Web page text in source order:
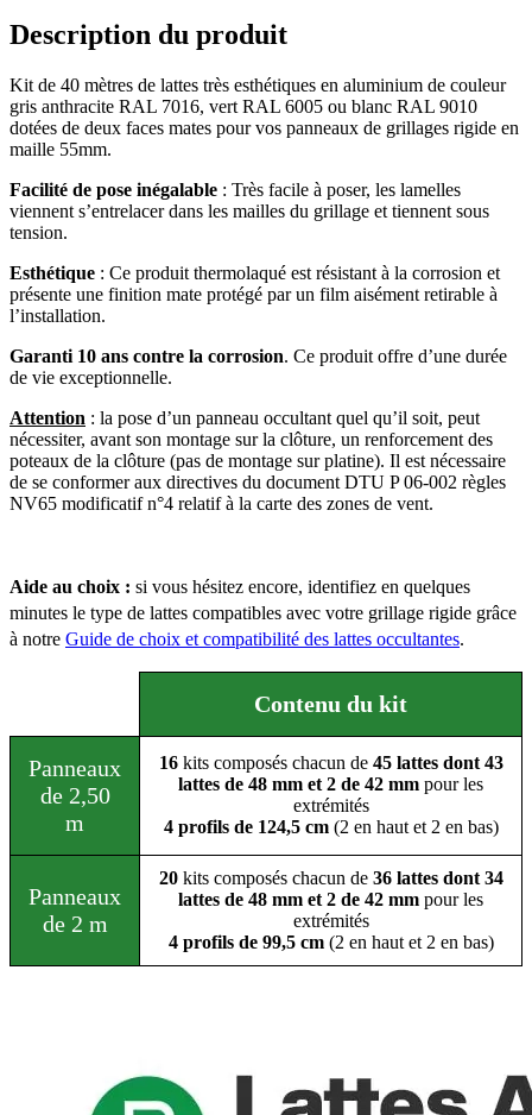
Description du produit
Kit de 40 mètres de lattes très esthétiques en aluminium de couleur
gris anthracite RAL 7016, vert RAL 6005 ou blanc RAL 9010
dotées de deux faces mates pour vos panneaux de grillages rigide en
maille 55mm.
Facilité de pose inégalable : Très facile à poser, les lamelles
viennent s’entrelacer dans les mailles du grillage et tiennent sous
tension.
Esthétique : Ce produit thermolaqué est résistant à la corrosion et
présente une finition mate protégé par un film aisément retirable à
l’installation.
Garanti 10 ans contre la corrosion. Ce produit offre d’une durée
de vie exceptionnelle.
Attention : la pose d’un panneau occultant quel qu’il soit, peut
nécessiter, avant son montage sur la clôture, un renforcement des
poteaux de la clôture (pas de montage sur platine). Il est nécessaire
de se conformer aux directives du document DTU P 06-002 règles
NV65 modificatif n°4 relatif à la carte des zones de vent.
Aide au choix : si vous hésitez encore, identifiez en quelques
minutes le type de lattes compatibles avec votre grillage rigide grâce
à notre Guide de choix et compatibilité des lattes occultantes.
Contenu du kit
Panneaux
de 2,50
m
16kits composés chacun de 45 lattes dont 43
lattes de 48 mm et 2 de 42 mm pour les
extrémités
4 profils de 124,5 cm(2 en haut et 2 en bas)
Panneaux
de 2 m
20kits composés chacun de 36 lattes dont 34
lattes de 48 mm et 2 de 42 mm pour les
extrémités
4 profils de 99,5 cm(2 en haut et 2 en bas)